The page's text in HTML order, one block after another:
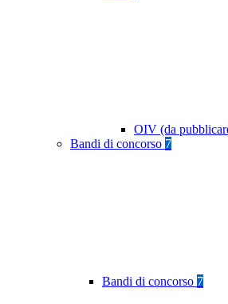
OIV (da
Bandi di concorso 7
Bandi di concorso 7